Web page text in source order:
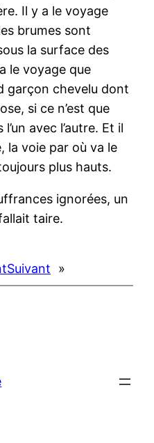
Il y a le voyage
brumes sont
la surface des
le voyage que
garçon chevelu dont
si ce n’est que
avec l’autre. Et il
la voie par où va le
plus hauts.
ignorées, un
taire.
Suivant »